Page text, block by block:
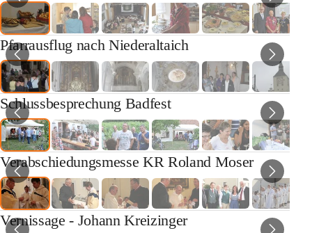
Pfarrausflug nach Niederaltaich
Schlussbesprechung Badfest
Verabschiedungsmesse KR Roland Moser
Vernissage - Johann Kreizinger